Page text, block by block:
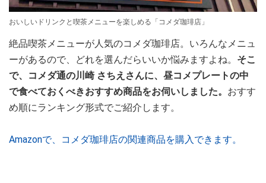
おいしいドリンクと喫茶メニューを楽しめる「コメダ珈琲店」
絶品喫茶メニューが人気のコメダ珈琲店。いろんなメニュ
ーがあるので、どれを選んだらいいか悩みますよね。 そこ
で、コメダ通の川崎 さちえさんに、昼コメプレートの中
で食べておくべきおすすめ商品をお伺いしました。 おすす
め順にランキング形式でご紹介します。
Amazonで、コメダ珈琲店の関連商品を購入できます。